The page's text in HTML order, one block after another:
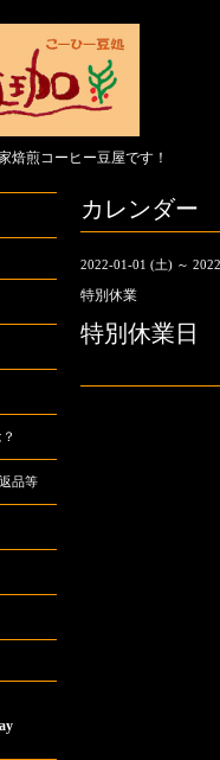
焙煎コーヒー豆屋です！
カレンダー
2022-01-01 (土) ～
特別休業
特別休業日
品等